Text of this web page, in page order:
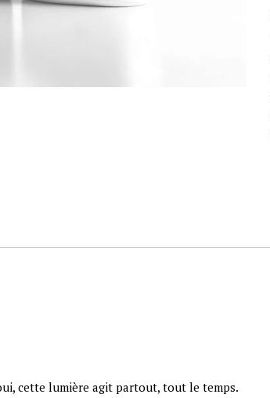
cette lumière agit partout, tout le temps.